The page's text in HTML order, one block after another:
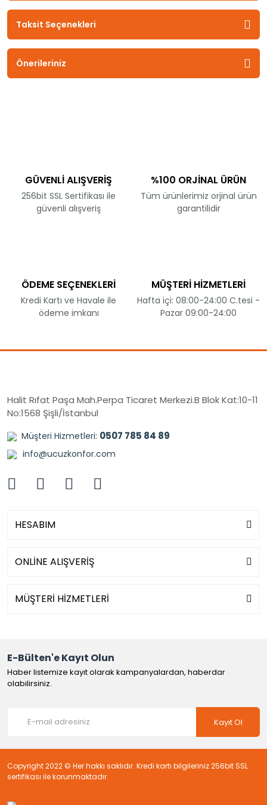
Taksit Seçenekleri
Önerileriniz
GÜVENLİ ALIŞVERİŞ
256bit SSL Sertifikası ile
güvenli alışveriş
%100 ORJİNAL ÜRÜN
Tüm ürünlerimiz orjinal ürün
garantilidir
ÖDEME SEÇENEKLERİ
Kredi Kartı ve Havale ile
ödeme imkanı
MÜŞTERİ HİZMETLERİ
Hafta içi: 08:00-24:00 C.tesi -
Pazar 09:00-24:00
Halit Rıfat Paşa Mah.Perpa Ticaret Merkezi.B Blok Kat:10-11
No:1568 Şişli/İstanbul
Müşteri Hizmetleri: 0507 785 84 89
info@ucuzkonfor.com
HESABIM
ONLİNE ALIŞVERİŞ
MÜŞTERİ HİZMETLERİ
E-Bülten'e Kayıt Olun
Haber listemize kayıt olarak kampanyalardan, haberdar
olabilirsiniz.
Kayıt Ol
Copyright 2022 © Her hakkı saklıdır. Kredi kartı bilgileriniz 256bit SSL
sertifikası ile korunmaktadır.